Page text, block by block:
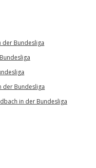
der Bundesliga
der Bundesliga
in der Bundesliga